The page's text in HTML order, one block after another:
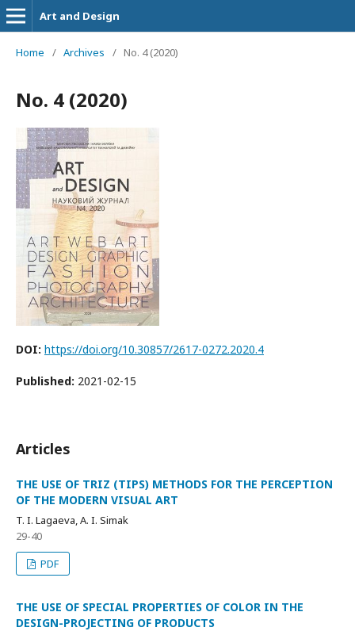
Art and Design
Home / Archives / No. 4 (2020)
No. 4 (2020)
DOI: https://doi.org/10.30857/2617-0272.2020.4
Published: 2021-02-15
Articles
THE USE OF TRIZ (TIPS) METHODS FOR THE PERCEPTION
OF THE MODERN VISUAL ART
T. I. Lagaeva, A. I. Simak
29-40
PDF
THE USE OF SPECIAL PROPERTIES OF COLOR IN THE
DESIGN-PROJECTING OF PRODUCTS